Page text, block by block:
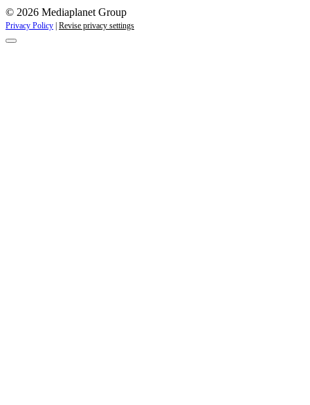
© 2026 Mediaplanet Group
Privacy Policy Revise privacy settings